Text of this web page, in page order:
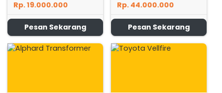
Rp. 19.000.000
Pesan Sekarang
Rp. 44.000.000
Pesan Sekarang